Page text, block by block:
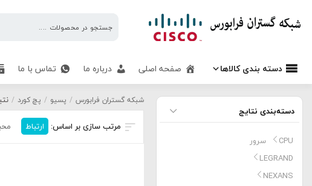
فرابورسدسته بندی کالاها صفحه اصلی درباره ما تماس با ما
نتایج جستجو: “” شبکه گستران فرابورس / پسیو / پچ کورد /
مرتب سازی بر اساس: ارتباط
دسته‌بندی نتایج
CPU سرور
LEGRAND
NEXANS